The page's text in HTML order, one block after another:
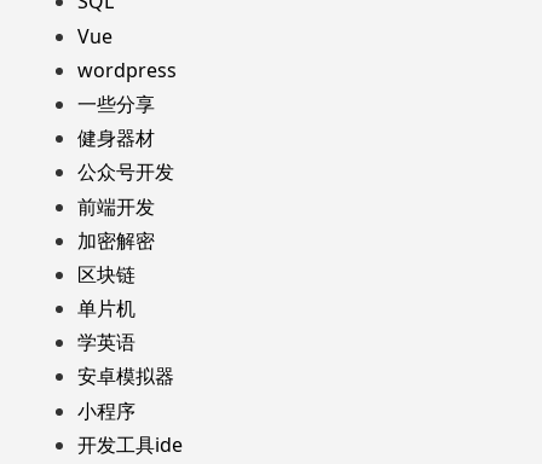
Vue
wordpress
一些分享
健身器材
公众号开发
前端开发
加密解密
区块链
单片机
学英语
安卓模拟器
小程序
开发工具ide